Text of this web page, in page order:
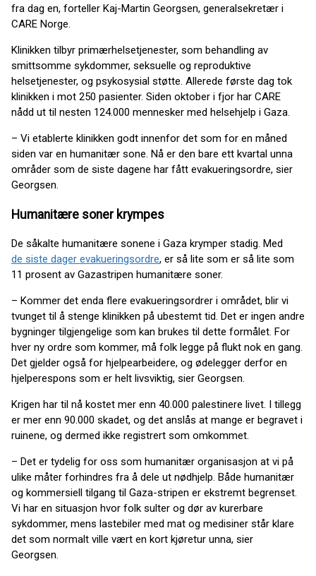
fra dag en, forteller Kaj-Martin Georgsen, generalsekretær i
CARE Norge.
Klinikken tilbyr primærhelsetjenester, som behandling av
smittsomme sykdommer, seksuelle og reproduktive
helsetjenester, og psykosysial støtte. Allerede første dag tok
klinikken i mot 250 pasienter. Siden oktober i fjor har CARE
nådd ut til nesten 124.000 mennesker med helsehjelp i Gaza.
– Vi etablerte klinikken godt innenfor det som for en måned
siden var en humanitær sone. Nå er den bare ett kvartal unna
områder som de siste dagene har fått evakueringsordre, sier
Georgsen.
Humanitære soner krympes
De såkalte humanitære sonene i Gaza krymper stadig. Med
de siste dager evakueringsordre, er så lite som er så lite som
11 prosent av Gazastripen humanitære soner.
– Kommer det enda flere evakueringsordrer i området, blir vi
tvunget til å stenge klinikken på ubestemt tid. Det er ingen andre
bygninger tilgjengelige som kan brukes til dette formålet. For
hver ny ordre som kommer, må folk legge på flukt nok en gang.
Det gjelder også for hjelpearbeidere, og ødelegger derfor en
hjelperespons som er helt livsviktig, sier Georgsen.
Krigen har til nå kostet mer enn 40.000 palestinere livet. I tillegg
er mer enn 90.000 skadet, og det anslås at mange er begravet i
ruinene, og dermed ikke registrert som omkommet.
– Det er tydelig for oss som humanitær organisasjon at vi på
ulike måter forhindres fra å dele ut nødhjelp. Både humanitær
og kommersiell tilgang til Gaza-stripen er ekstremt begrenset.
Vi har en situasjon hvor folk sulter og dør av kurerbare
sykdommer, mens lastebiler med mat og medisiner står klare
det som normalt ville vært en kort kjøretur unna, sier
Georgsen.